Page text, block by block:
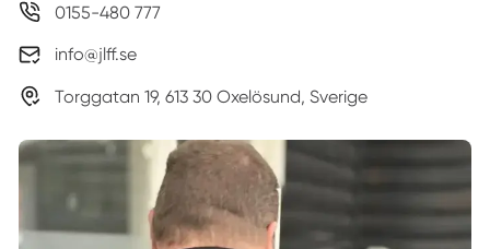
0155-480 777
info@jlff.se
Torggatan 19, 613 30 Oxelösund, Sverige